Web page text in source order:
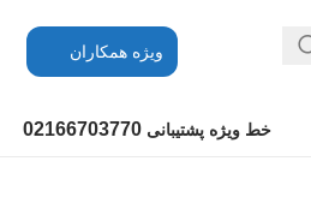
ویژه همکاران
خط ویژه پشتیبانی 02166703770